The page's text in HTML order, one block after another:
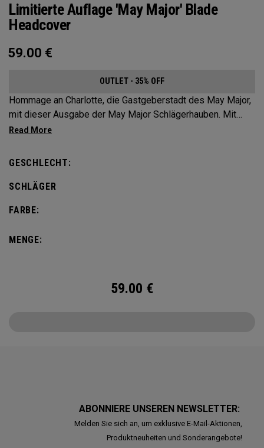
Limitierte Auflage 'May Major' Blade
Headcover
59.00 €
OUTLET - 35% OFF
Hommage an Charlotte, die Gastgeberstadt des May Major,
mit dieser Ausgabe der May Major Schlägerhauben. Mit
auffälligen Designs, die von der Queen City inspiriert sind,
einem Hauch von Heimatstadt.
GESCHLECHT:
SCHLÄGER
FARBE:
MENGE:
59.00 €
ABONNIERE UNSEREN NEWSLETTER:
Melden Sie sich an, um exklusive E-Mail-Aktionen,
Produktneuheiten und Sonderangebote!